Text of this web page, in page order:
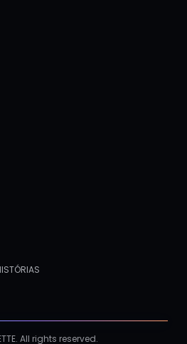
All rights reserved.